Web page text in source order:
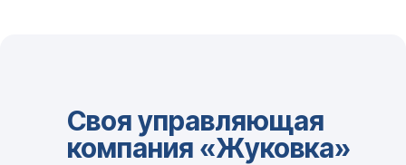
Своя управляющая
компания «Жуковка»